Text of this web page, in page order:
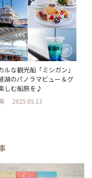
ルな観光船「ミシガン」
湖のパノラマビュー＆グ
しむ船旅を♪
2025.05.13